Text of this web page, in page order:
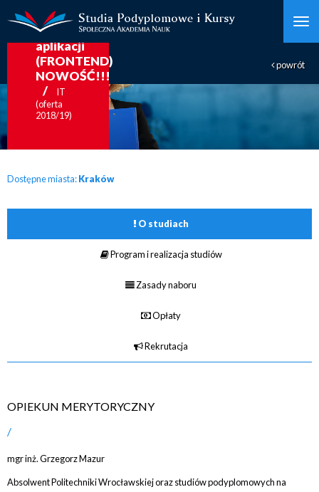
powrót
Programowanie
aplikacji
(FRONTEND)
NOWOŚĆ!!!
IT
(oferta
2018/19)
Dostępne miasta:Kraków
O studiach
Program i realizacja studiów
Zasady naboru
Opłaty
Rekrutacja
OPIEKUN MERYTORYCZNY
mgr inż. Grzegorz Mazur
Absolwent Politechniki Wrocławskiej oraz studiów podyplomowych na